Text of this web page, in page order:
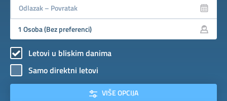
Letovi u bliskim danima
Samo direktni letovi
VIŠE OPCIJA